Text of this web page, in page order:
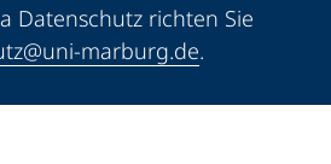
Datenschutz richten Sie
marburg.de.